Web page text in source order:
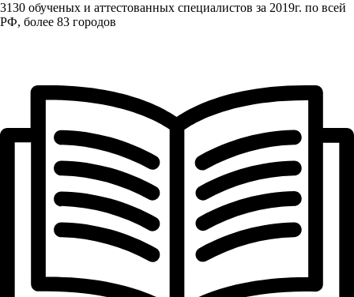
3130 обученых и аттестованных специалистов за 2019г. по всей
РФ, более 83 городов